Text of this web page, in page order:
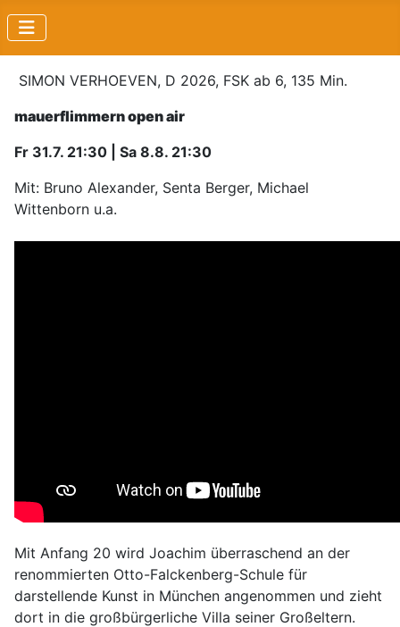
SIMON VERHOEVEN, D 2026, FSK ab 6, 135 Min.
mauerflimmern open air
Fr 31.7. 21:30 | Sa 8.8. 21:30
Mit: Bruno Alexander, Senta Berger, Michael
Wittenborn u.a.
Mit Anfang 20 wird Joachim überraschend an der
renommierten Otto-Falckenberg-Schule für
darstellende Kunst in München angenommen und zieht
dort in die großbürgerliche Villa seiner Großeltern.